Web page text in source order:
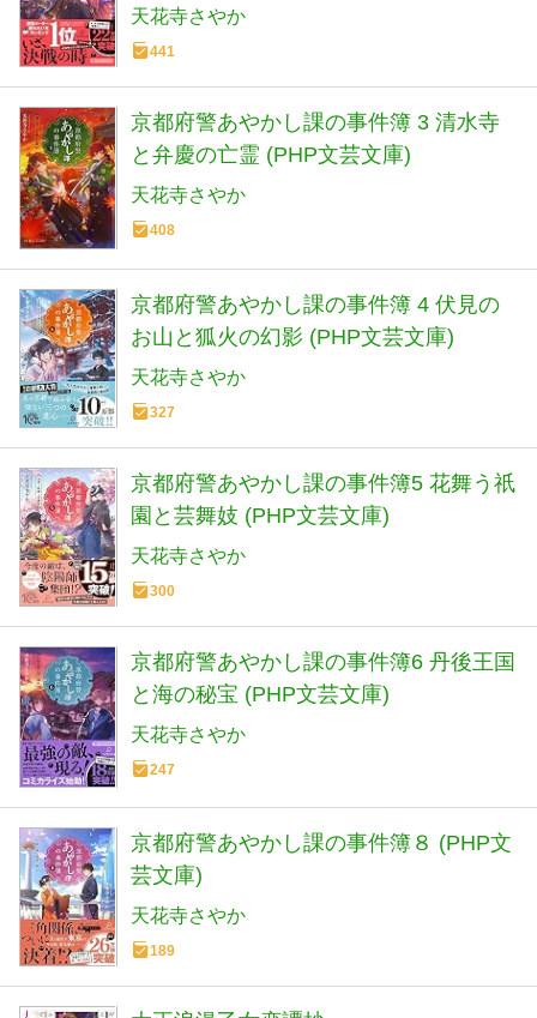
天花寺さやか
441
京都府警あやかし課の事件簿 3 清水寺
と弁慶の亡霊 (PHP文芸文庫)
天花寺さやか
408
京都府警あやかし課の事件簿 4 伏見の
お山と狐火の幻影 (PHP文芸文庫)
天花寺さやか
327
京都府警あやかし課の事件簿5 花舞う祇
園と芸舞妓 (PHP文芸文庫)
天花寺さやか
300
京都府警あやかし課の事件簿6 丹後王国
と海の秘宝 (PHP文芸文庫)
天花寺さやか
247
京都府警あやかし課の事件簿８ (PHP文
芸文庫)
天花寺さやか
189